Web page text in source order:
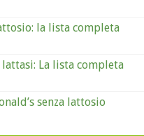
la lista completa
La lista completa
senza lattosio